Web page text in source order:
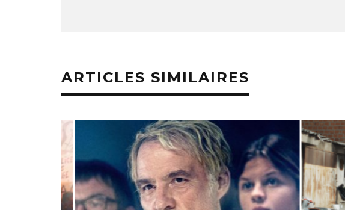
ARTICLES SIMILAIRES